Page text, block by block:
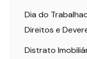
Dia do
Direitos e
Distrato